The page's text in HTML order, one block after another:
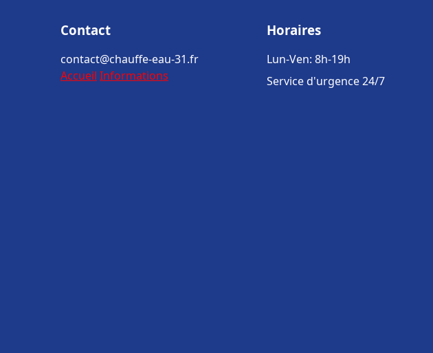
Contact
contact@chauffe-eau-31.fr
Accueil Informations
Horaires
Lun-Ven: 8h-19h
Service d'urgence 24/7